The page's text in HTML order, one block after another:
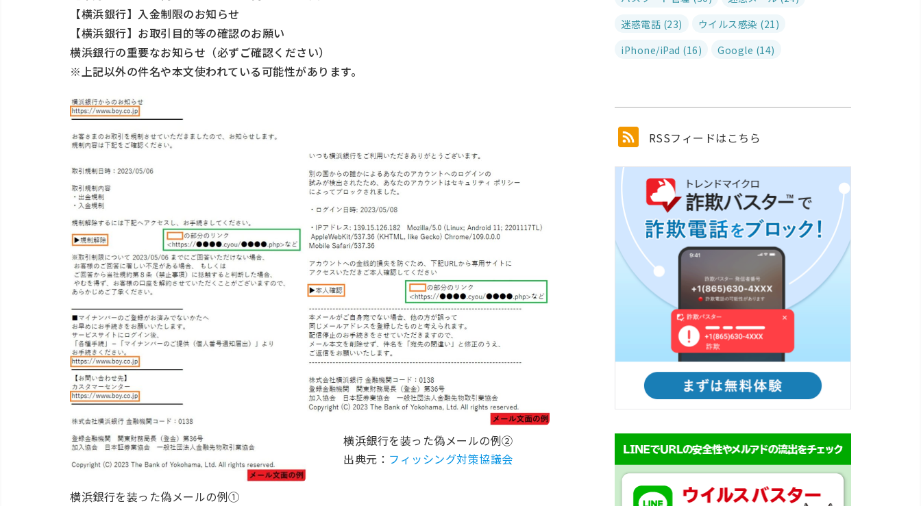
【横浜銀行】入金制限のお知らせ
【横浜銀行】お取引目的等の確認のお願い
横浜銀行の重要なお知らせ（必ずご確認ください）
※上記以外の件名や本文使われている可能性があります。
横浜銀行を装った偽メールの例①
横浜銀行を装った偽メールの例②
出典元： フィッシング対策協議会
迷惑電話 (23)
ウイルス感染 (21)
iPhone/iPad (16)
Google (14)
RSSフィードはこちら